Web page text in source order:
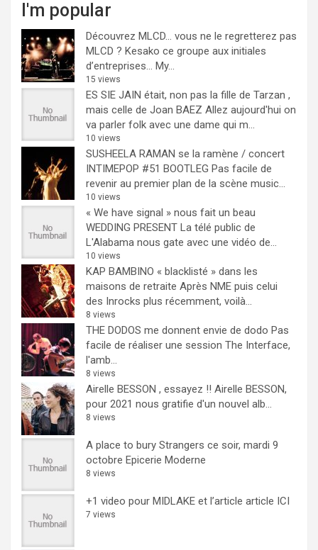
I'm popular
Découvrez MLCD… vous ne le regretterez pas
MLCD ? Kesako ce groupe aux initiales
d’entreprises… My...
15 views
ES SIE JAIN était, non pas la fille de Tarzan ,
mais celle de Joan BAEZ Allez aujourd'hui on
va parler folk avec une dame qui m...
10 views
SUSHEELA RAMAN se la ramène / concert
INTIMEPOP #51 BOOTLEG Pas facile de
revenir au premier plan de la scène music...
10 views
« We have signal » nous fait un beau
WEDDING PRESENT La télé public de
L'Alabama nous gate avec une vidéo de...
10 views
KAP BAMBINO « blacklisté » dans les
maisons de retraite Après NME puis celui
des Inrocks plus récemment, voilà...
8 views
THE DODOS me donnent envie de dodo Pas
facile de réaliser une session The Interface,
l'amb...
8 views
Airelle BESSON , essayez !! Airelle BESSON,
pour 2021 nous gratifie d'un nouvel alb...
8 views
A place to bury Strangers ce soir, mardi 9
octobre Epicerie Moderne
8 views
+1 video pour MIDLAKE et l’article article ICI
7 views